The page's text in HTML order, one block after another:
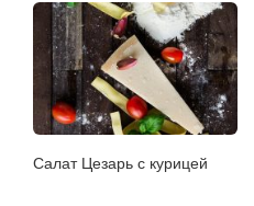
Салат Цезарь с курицей